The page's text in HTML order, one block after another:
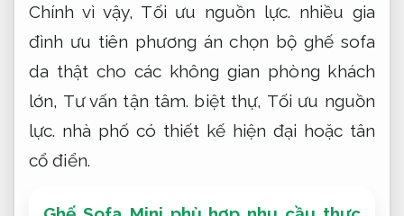
Chính vì vậy, Tối ưu nguồn lực. nhiều gia
đình ưu tiên phương án chọn bộ ghế sofa
da thật cho các không gian phòng khách
lớn, Tư vấn tận tâm. biệt thự, Tối ưu nguồn
lực. nhà phố có thiết kế hiện đại hoặc tân
cổ điển.